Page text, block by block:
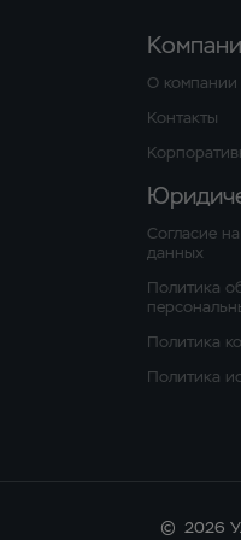
О компании
Контакты
Согласие
данных
Политика
Политика
Политика
© 2026